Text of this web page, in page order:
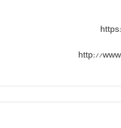
http://